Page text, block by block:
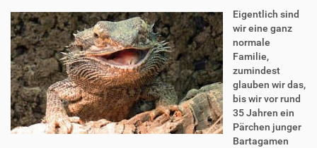
Eigentlich sind
wir eine ganz
normale
Familie,
zumindest
glauben wir das,
bis wir vor rund
35 Jahren ein
Pärchen junger
Bartagamen